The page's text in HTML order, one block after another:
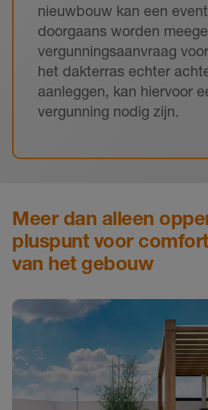
nieuwbouw kan een
doorgaans worden
vergunningsaanvraag
het dakterras echter
aanleggen, kan hiervoor
vergunning nodig zijn.
Meer dan alleen
pluspunt voor
van het gebouw